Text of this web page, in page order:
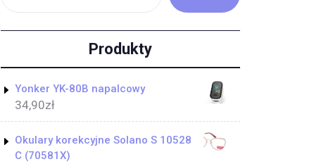
Produkty
Yonker YK-80B napalcowy
34,90zł
Okulary korekcyjne Solano S 10528
C (70581X)